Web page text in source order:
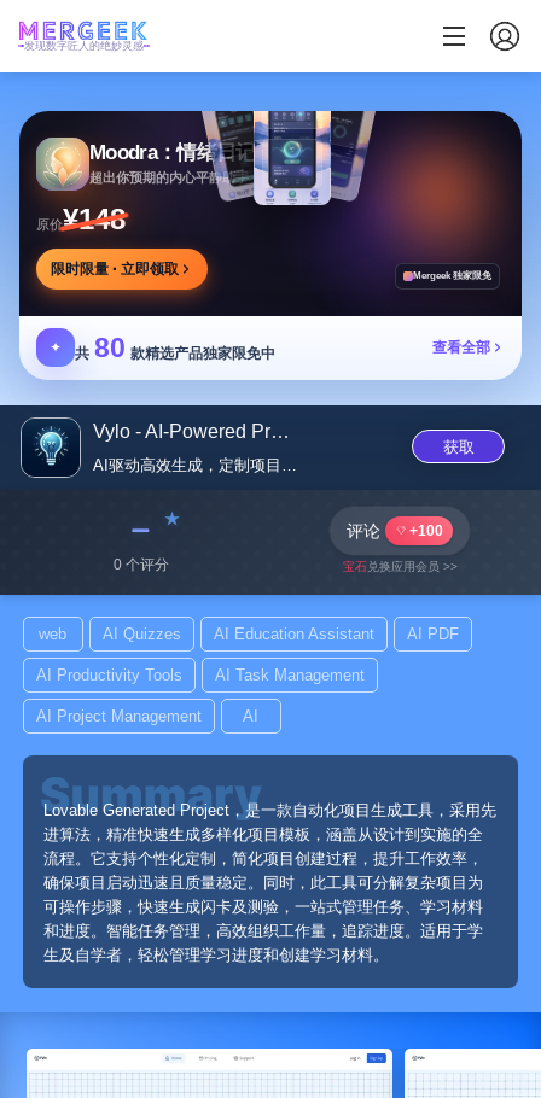
发现数字匠人的绝妙灵感
Moodra：情绪日记
超出你预期的内心平静助手
原价¥148
限时限量 · 立即领取 Mergeek 独家限免
✦ 共 80 款精选产品独家限免中 查看全部
Vylo - AI-Powered Productivity...
AI驱动高效生成，定制项目模板...
获取
﹣
0 个评分
评论 +100
宝石兑换应用会员 >>
web AI Quizzes AI Education Assistant AI PDF
AI Productivity Tools AI Task Management
AI Project Management AI
Lovable Generated Project，是一款自动化项目生成工具，采用先
进算法，精准快速生成多样化项目模板，涵盖从设计到实施的全
流程。它支持个性化定制，简化项目创建过程，提升工作效率，
确保项目启动迅速且质量稳定。同时，此工具可分解复杂项目为
可操作步骤，快速生成闪卡及测验，一站式管理任务、学习材料
和进度。智能任务管理，高效组织工作量，追踪进度。适用于学
生及自学者，轻松管理学习进度和创建学习材料。